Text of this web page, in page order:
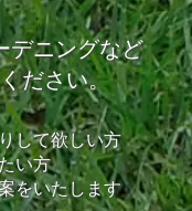
デニングなど
ださい。
して欲しい方
い方
をいたします